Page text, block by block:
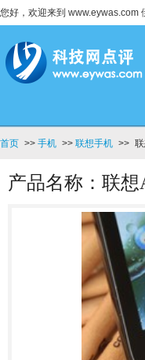
您好，欢迎来到 www.eywas.com
首页 >> 手机 >> 联想手机 >>
产品名称：联想